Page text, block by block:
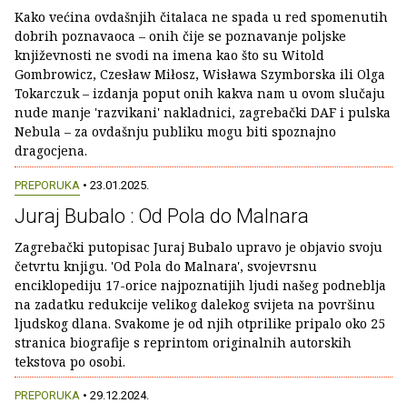
Kako većina ovdašnjih čitalaca ne spada u red spomenutih
dobrih poznavaoca – onih čije se poznavanje poljske
književnosti ne svodi na imena kao što su Witold
Gombrowicz, Czesław Miłosz, Wisława Szymborska ili Olga
Tokarczuk – izdanja poput onih kakva nam u ovom slučaju
nude manje 'razvikani' nakladnici, zagrebački DAF i pulska
Nebula – za ovdašnju publiku mogu biti spoznajno
dragocjena.
PREPORUKA • 23.01.2025.
Juraj Bubalo : Od Pola do Malnara
Zagrebački putopisac Juraj Bubalo upravo je objavio svoju
četvrtu knjigu. 'Od Pola do Malnara', svojevrsnu
enciklopediju 17-orice najpoznatijih ljudi našeg podneblja
na zadatku redukcije velikog dalekog svijeta na površinu
ljudskog dlana. Svakome je od njih otprilike pripalo oko 25
stranica biografije s reprintom originalnih autorskih
tekstova po osobi.
PREPORUKA • 29.12.2024.